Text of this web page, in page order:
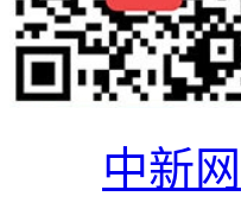
中新网